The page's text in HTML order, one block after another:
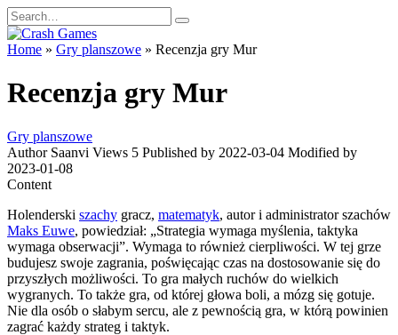
Skip
to
content
Search
for:
Home » Gry planszowe » Recenzja gry Mur
Recenzja gry Mur
Gry planszowe
Author Saanvi Views 5 Published by 2022-03-04 Modified by
2023-01-08
Content
Holenderski szachy gracz, matematyk, autor i administrator szachów
Maks Euwe, powiedział: „Strategia wymaga myślenia, taktyka
wymaga obserwacji”. Wymaga to również cierpliwości. W tej grze
budujesz swoje zagrania, poświęcając czas na dostosowanie się do
przyszłych możliwości. To gra małych ruchów do wielkich
wygranych. To także gra, od której głowa boli, a mózg się gotuje.
Nie dla osób o słabym sercu, ale z pewnością gra, w którą powinien
zagrać każdy strateg i taktyk.